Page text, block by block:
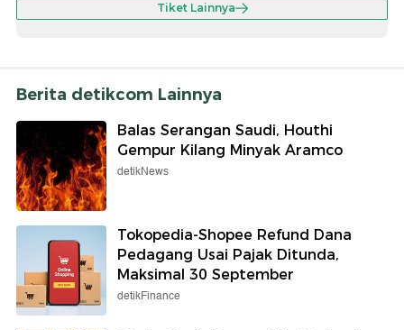
Tiket Lainnya
Berita detikcom Lainnya
Balas Serangan Saudi, Houthi
Gempur Kilang Minyak Aramco
detikNews
Tokopedia-Shopee Refund Dana
Pedagang Usai Pajak Ditunda,
Maksimal 30 September
detikFinance